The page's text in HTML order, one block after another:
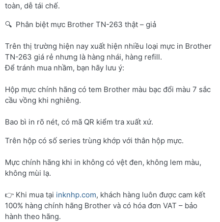
toàn, dễ tái chế.
🔍 Phân biệt mực Brother TN-263 thật – giả
Trên thị trường hiện nay xuất hiện nhiều loại mực in Brother
TN-263 giá rẻ nhưng là hàng nhái, hàng refill.
Để tránh mua nhầm, bạn hãy lưu ý:
Hộp mực chính hãng có tem Brother màu bạc đổi màu 7 sắc
cầu vồng khi nghiêng.
Bao bì in rõ nét, có mã QR kiểm tra xuất xứ.
Trên hộp có số series trùng khớp với thân hộp mực.
Mực chính hãng khi in không có vệt đen, không lem màu,
không mùi lạ.
👉 Khi mua tại inknhp.com, khách hàng luôn được cam kết
100% hàng chính hãng Brother và có hóa đơn VAT – bảo
hành theo hãng.